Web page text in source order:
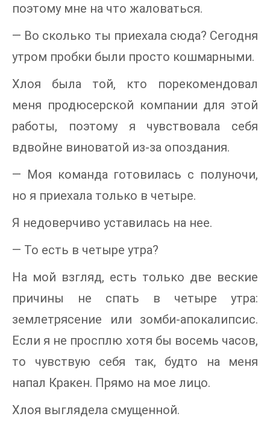
поэтому мне на что жаловаться.
— Во сколько ты приехала сюда? Сегодня
утром пробки были просто кошмарными.
Хлоя была той, кто порекомендовал
меня продюсерской компании для этой
работы, поэтому я чувствовала себя
вдвойне виноватой из-за опоздания.
— Моя команда готовилась с полуночи,
но я приехала только в четыре.
Я недоверчиво уставилась на нее.
— То есть в четыре утра?
На мой взгляд, есть только две веские
причины не спать в четыре утра:
землетрясение или зомби-апокалипсис.
Если я не просплю хотя бы восемь часов,
то чувствую себя так, будто на меня
напал Кракен. Прямо на мое лицо.
Хлоя выглядела смущенной.